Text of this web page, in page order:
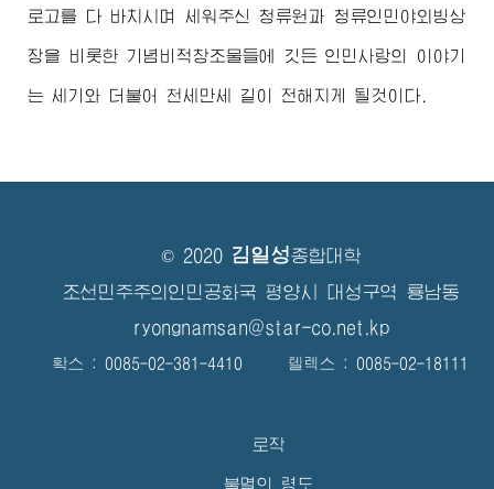
로고를 다 바치시며 세워주신 청류원과 청류인민야외빙상
장을 비롯한 기념비적창조물들에 깃든 인민사랑의 이야기
는 세기와 더불어 천세만세 길이 전해지게 될것이다.
© 2020 김일성종합대학
조선민주주의인민공화국 평양시 대성구역 룡남동
ryongnamsan@star-co.net.kp
확스 : 0085-02-381-4410 텔렉스 : 0085-02-18111
로작
불멸의 령도